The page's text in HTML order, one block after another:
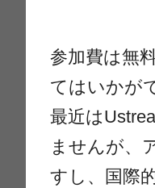
参加費は無
てはいかが
最近は
ませんが、
すし、国際